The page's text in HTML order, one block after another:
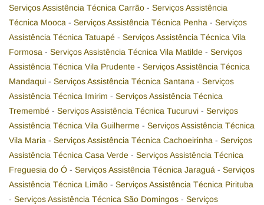
Serviços Assistência Técnica Carrão - Serviços Assistência
Técnica Mooca - Serviços Assistência Técnica Penha - Serviços
Assistência Técnica Tatuapé - Serviços Assistência Técnica Vila
Formosa - Serviços Assistência Técnica Vila Matilde - Serviços
Assistência Técnica Vila Prudente - Serviços Assistência Técnica
Mandaqui - Serviços Assistência Técnica Santana - Serviços
Assistência Técnica Imirim - Serviços Assistência Técnica
Tremembé - Serviços Assistência Técnica Tucuruvi - Serviços
Assistência Técnica Vila Guilherme - Serviços Assistência Técnica
Vila Maria - Serviços Assistência Técnica Cachoeirinha - Serviços
Assistência Técnica Casa Verde - Serviços Assistência Técnica
Freguesia do Ó - Serviços Assistência Técnica Jaraguá - Serviços
Assistência Técnica Limão - Serviços Assistência Técnica Pirituba
- Serviços Assistência Técnica São Domingos - Serviços